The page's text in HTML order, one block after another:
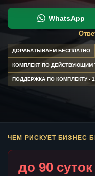
WhatsApp
ДОРАБАТЫВАЕМ БЕСПЛАТНО
КОМПЛЕКТ ПО ДЕЙСТВУЮЩИМ
ПОДДЕРЖКА ПО КОМПЛЕКТУ -
ЧЕМ РИСКУЕТ БИЗНЕС
до 90 суток